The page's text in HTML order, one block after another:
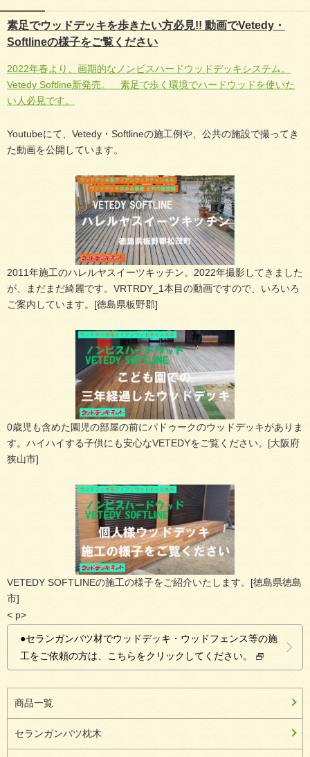
素足でウッドデッキを歩きたい方必見!! 動画でVetedy・
Softlineの様子をご覧ください
2022年春より、画期的なノンビスハードウッドデッキシステム。
Vetedy Softline新発売。 素足で歩く環境でハードウッドを使いた
い人必見です。
Youtubeにて、Vetedy・Softlineの施工例や、公共の施設で撮ってき
た動画を公開しています。
2011年施工のハレルヤスイーツキッチン。2022年撮影してきました
が、まだまだ綺麗です。VRTRDY_1本目の動画ですので、いろいろ
ご案内しています。[徳島県板野郡]
0歳児も含めた園児の部屋の前にパドゥークのウッドデッキがありま
す。ハイハイする子供にも安心なVETEDYをご覧ください。[大阪府
狭山市]
VETEDY SOFTLINEの施工の様子をご紹介いたします。[徳島県徳島
市]
< p>
●セランガンバツ材でウッドデッキ・ウッドフェンス等の施
工をご依頼の方は、こちらをクリックしてください。
商品一覧
セランガンバツ枕木